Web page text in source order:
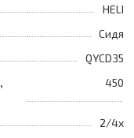
HELI
Сидя
QYCD35
450
2/4x